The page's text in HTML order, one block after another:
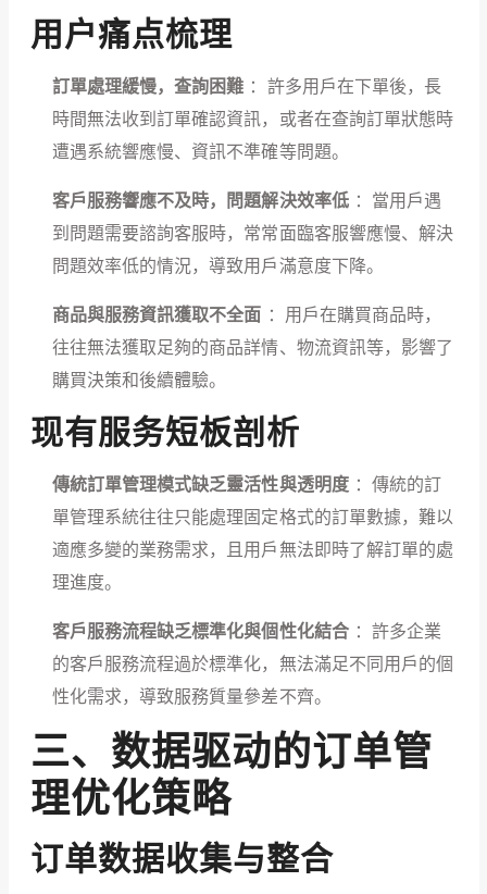
用户痛点梳理
訂單處理緩慢，查詢困難 ：許多用戶在下單後，長
時間無法收到訂單確認資訊，或者在查詢訂單狀態時
遭遇系統響應慢、資訊不準確等問題。
客戶服務響應不及時，問題解決效率低：當用戶遇
到問題需要諮詢客服時，常常面臨客服響應慢、解決
問題效率低的情況，導致用戶滿意度下降。
商品與服務資訊獲取不全面 ：用戶在購買商品時，
往往無法獲取足夠的商品詳情、物流資訊等，影響了
購買決策和後續體驗。
现有服务短板剖析
傳統訂單管理模式缺乏靈活性與透明度：傳統的訂
單管理系統往往只能處理固定格式的訂單數據，難以
適應多變的業務需求，且用戶無法即時了解訂單的處
理進度。
客戶服務流程缺乏標準化與個性化結合：許多企業
的客戶服務流程過於標準化，無法滿足不同用戶的個
性化需求，導致服務質量參差不齊。
三、数据驱动的订单管
理优化策略
订单数据收集与整合